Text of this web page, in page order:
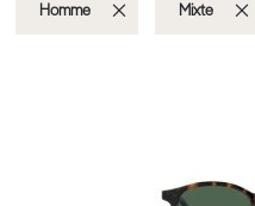
Homme SupprimerMixte